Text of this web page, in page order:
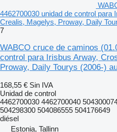
4462700030 unidad de control para
Crealis, Magelys, Proway, Daily
7
WABCO cruce de caminos
control para Irisbus Arway,
Proway, Daily Tourys (2006-)
168,55 € Sin IVA
Unidad de control
4462700030 4462700040
504298300 504086555 504176649
diésel
Estonia, Tallinn